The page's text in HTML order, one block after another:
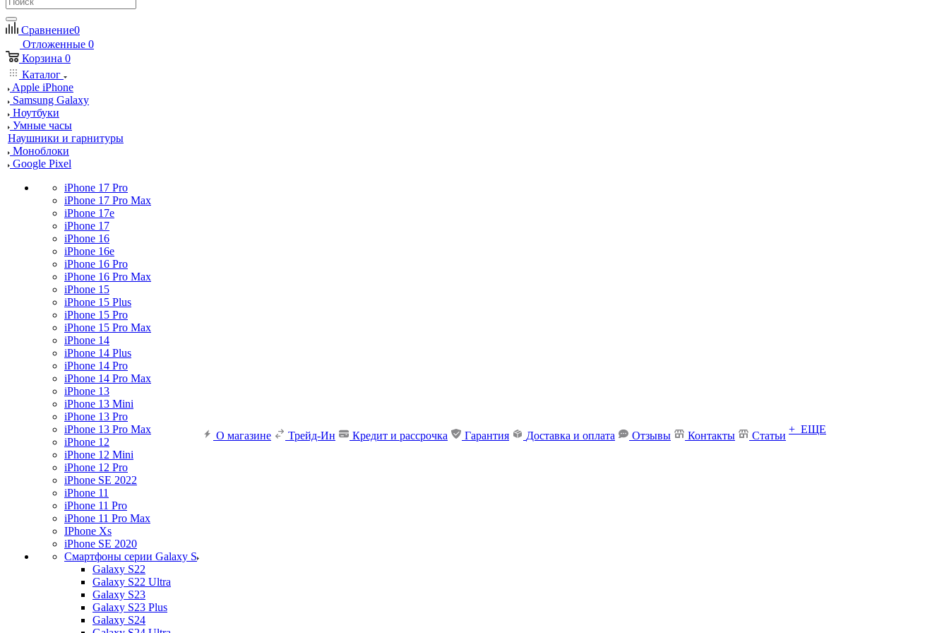
Сравнение0
Отложенные 0
Корзина 0
Каталог
Apple iPhone
Samsung Galaxy
Ноутбуки
Умные часы
Наушники и гарнитуры
Моноблоки
Google Pixel
iPhone 17 Pro
iPhone 17 Pro Max
iPhone 17e
iPhone 17
iPhone 16
iPhone 16e
iPhone 16 Pro
iPhone 16 Pro Max
iPhone 15
iPhone 15 Plus
iPhone 15 Pro
iPhone 15 Pro Max
iPhone 14
iPhone 14 Plus
iPhone 14 Pro
iPhone 14 Pro Max
iPhone 13
iPhone 13 Mini
iPhone 13 Pro
iPhone 13 Pro Max
iPhone 12
iPhone 12 Mini
iPhone 12 Pro
iPhone SE 2022
iPhone 11
iPhone 11 Pro
iPhone 11 Pro Max
IPhone Xs
iPhone SE 2020
Смартфоны серии Galaxy S
Galaxy S22
Galaxy S22 Ultra
Galaxy S23
Galaxy S23 Plus
Galaxy S24
О магазине Трейд-Ин Кредит и рассрочка Гарантия Доставка и оплата Отзывы Контакты Статьи
+ ЕЩЕ